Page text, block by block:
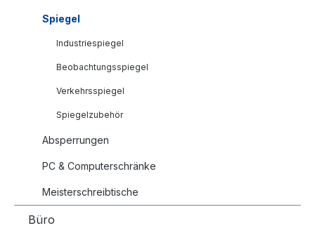
Spiegel
Industriespiegel
Beobachtungsspiegel
Verkehrsspiegel
Spiegelzubehör
Absperrungen
PC & Computerschränke
Meisterschreibtische
Büro